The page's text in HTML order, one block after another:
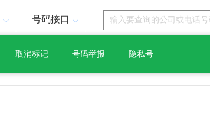
号码接口
取消标记 号码举报 隐私号